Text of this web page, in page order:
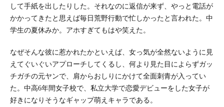
して手紙を出したりした。それなのに返信が来ず、やっと電話が
かかってきたと思えば毎日荒野行動で忙しかったと言われた。中
学生の夏休みか。アホすぎてもはや笑えた。
なぜそんな彼に惹かれたかといえば、女っ気が全然ないように見
えてぐいぐいアプローチしてくるし、何より見た目によらずガッ
チガチの元ヤンで、肩からおしりにかけて全面刺青が入ってい
た。中高6年間女子校で、私立大学で恋愛デビューをした女子が
好きになりそうなギャップ萌えキャラである。